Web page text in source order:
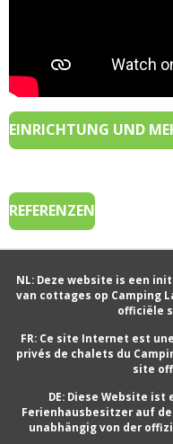
EINRICHTUNG UND
REFERENZEN
NL: Deze website is een
van cottages op Camping
officiële
FR: Ce site Internet est
privés de chalets du
site
DE: Diese Website
Ferienhausbesitzer auf
unabhängig von der